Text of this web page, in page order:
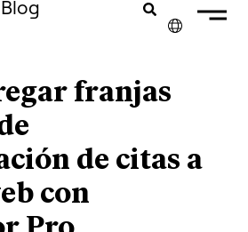
Blog
ENGLISH
NEDERLANDS
franjas
de citas a
con